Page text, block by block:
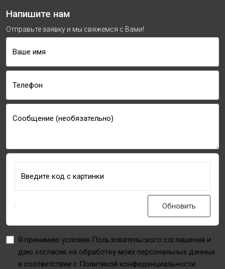
Напишите нам
Отправьте заявку и мы свяжемся с Вами!
Ваше имя
Телефон
Сообщение (необязательно)
Введите код с картинки
Обновить
Я принимаю условия Пользовательского соглашения и
даю согласие на обработку моих персональных данных
в соответствии с Политикой конфиденциальности